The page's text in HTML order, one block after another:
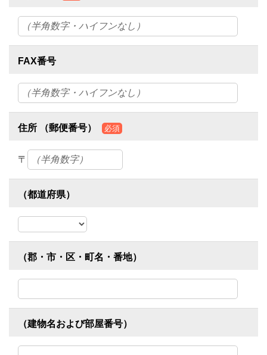
FAX番号
住所 （郵便番号） 必須
〒
（都道府県）
（郡・市・区・町名・番地）
（建物名および部屋番号）